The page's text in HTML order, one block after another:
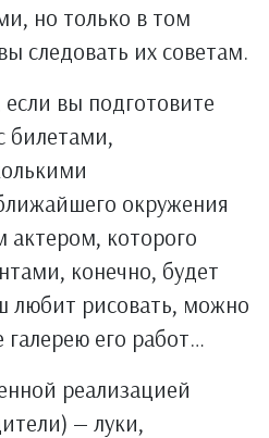
но только в том
следовать их советам.
вы подготовите
билетами,
окружения
которого
конечно, будет
любит рисовать, можно
его работ…
реализацией
— луки,